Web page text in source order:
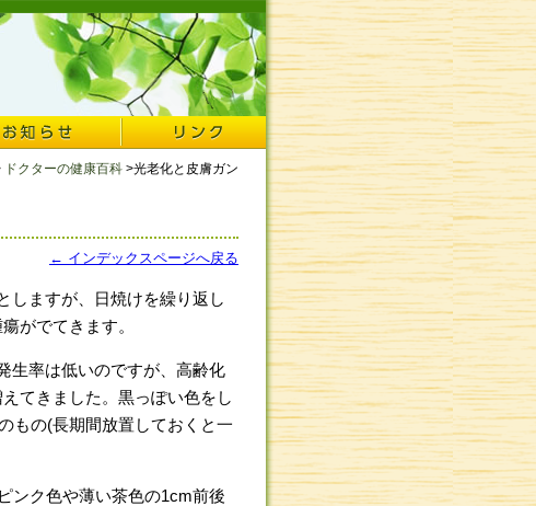
ドクターの健康百科 >光老化と皮膚ガン
← インデックスページへ戻る
しますが、日焼けを繰り返し
がでてきます。
生率は低いのですが、高齢化
てきました。黒っぽい色をし
もの(長期間放置しておくと一
ンク色や薄い茶色の1cm前後